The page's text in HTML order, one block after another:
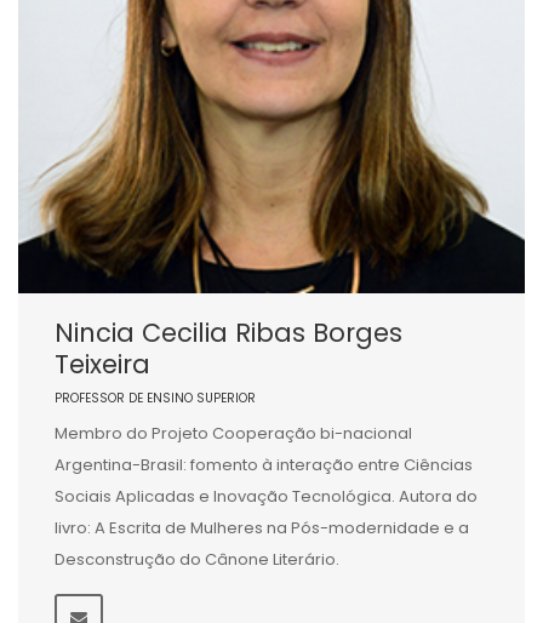
Nincia Cecilia Ribas Borges
Teixeira
PROFESSOR DE ENSINO SUPERIOR
Membro do Projeto Cooperação bi-nacional
Argentina-Brasil: fomento à interação entre Ciências
Sociais Aplicadas e Inovação Tecnológica. Autora do
livro: A Escrita de Mulheres na Pós-modernidade e a
Desconstrução do Cânone Literário.